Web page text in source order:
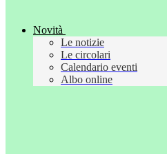
Novità
Le notizie
Le circolari
Calendario eventi
Albo online